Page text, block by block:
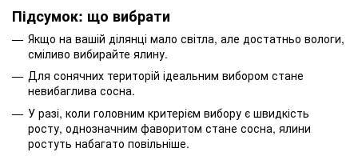
Підсумок: що вибрати
Якщо на вашій ділянці мало світла, але достатньо вологи,
сміливо вибирайте ялину.
Для сонячних територій ідеальним вибором стане
невибаглива сосна.
У разі, коли головним критерієм вибору є швидкість
росту, однозначним фаворитом стане сосна, ялини
ростуть набагато повільніше.